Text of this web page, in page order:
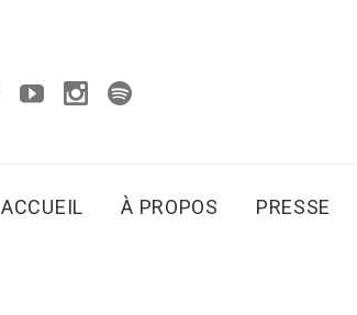
ACCUEIL À PROPOS PRESSE